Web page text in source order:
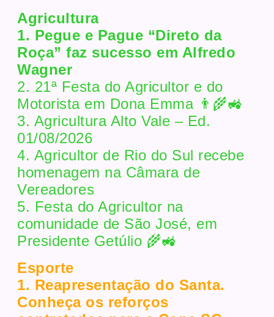
Agricultura
1. Pegue e Pague “Direto da
Roça” faz sucesso em Alfredo
Wagner
2. 21ª Festa do Agricultor e do
Motorista em Dona Emma 👨‍🌾🚜
3. Agricultura Alto Vale – Ed.
01/08/2026
4. Agricultor de Rio do Sul recebe
homenagem na Câmara de
Vereadores
5. Festa do Agricultor na
comunidade de São José, em
Presidente Getúlio 🌾🚜
Esporte
1. Reapresentação do Santa.
Conheça os reforços